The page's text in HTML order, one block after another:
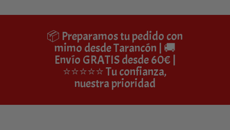
📦 Preparamos tu pedido con
mimo desde Tarancón | 🚚
Envío GRATIS desde 60€ |
⭐⭐⭐⭐⭐ Tu confianza,
nuestra prioridad